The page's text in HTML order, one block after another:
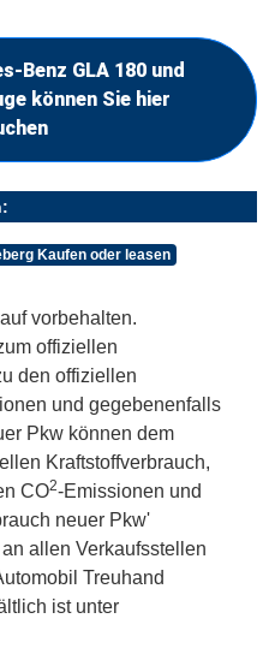
Benz GLA 180 und
können Sie hier
Kaufen oder leasen
vorbehalten.
offiziellen
den offiziellen
und gegebenenfalls
Pkw können dem
Kraftstoffverbrauch,
CO2-Emissionen und
neuer Pkw'
allen Verkaufsstellen
Treuhand
ist unter